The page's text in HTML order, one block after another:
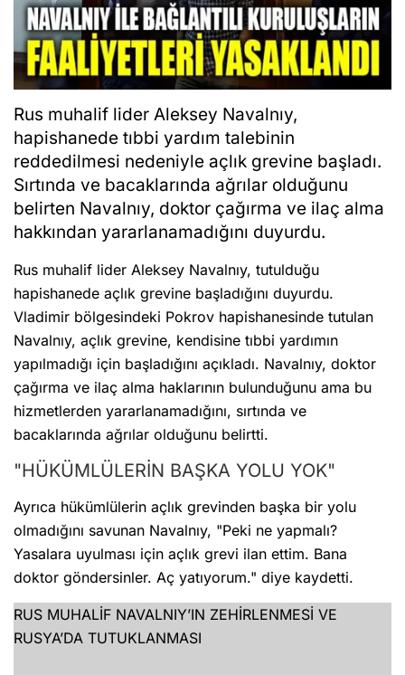
Rus muhalif lider Aleksey Navalnıy,
hapishanede tıbbi yardım talebinin
reddedilmesi nedeniyle açlık grevine başladı.
Sırtında ve bacaklarında ağrılar olduğunu
belirten Navalnıy, doktor çağırma ve ilaç alma
hakkından yararlanamadığını duyurdu.
Rus muhalif lider Aleksey Navalnıy, tutulduğu
hapishanede açlık grevine başladığını duyurdu.
Vladimir bölgesindeki Pokrov hapishanesinde tutulan
Navalnıy, açlık grevine, kendisine tıbbi yardımın
yapılmadığı için başladığını açıkladı. Navalnıy, doktor
çağırma ve ilaç alma haklarının bulunduğunu ama bu
hizmetlerden yararlanamadığını, sırtında ve
bacaklarında ağrılar olduğunu belirtti.
"HÜKÜMLÜLERİN BAŞKA YOLU YOK"
Ayrıca hükümlülerin açlık grevinden başka bir yolu
olmadığını savunan Navalnıy, "Peki ne yapmalı?
Yasalara uyulması için açlık grevi ilan ettim. Bana
doktor göndersinler. Aç yatıyorum." diye kaydetti.
RUS MUHALİF NAVALNIY’IN ZEHİRLENMESİ VE
RUSYA’DA TUTUKLANMASI